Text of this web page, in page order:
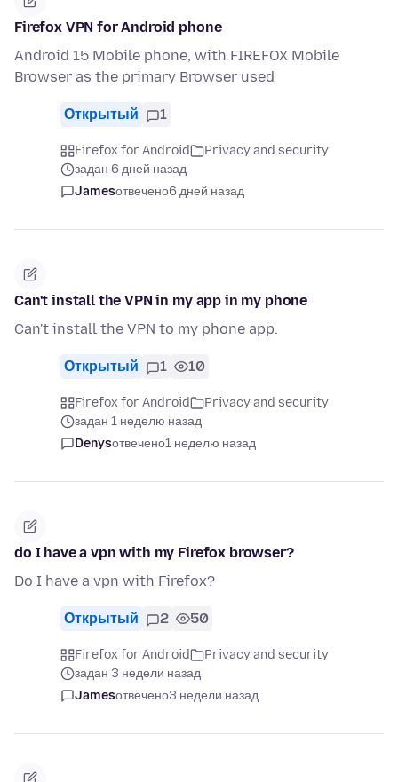
Firefox VPN for Android phone
Android 15 Mobile phone, with FIREFOX Mobile
Browser as the primary Browser used
Открытый 1
Firefox for Android
Privacy and security
задан 6 дней назад
Jamesотвечено6 дней назад
Can't install the VPN in my app in my phone
Can't install the VPN to my phone app.
Открытый 1 10
Firefox for Android
Privacy and security
задан 1 неделю назад
Denysотвечено1 неделю назад
do I have a vpn with my Firefox browser?
Do I have a vpn with Firefox?
Открытый 2 50
Firefox for Android
Privacy and security
задан 3 недели назад
Jamesотвечено3 недели назад